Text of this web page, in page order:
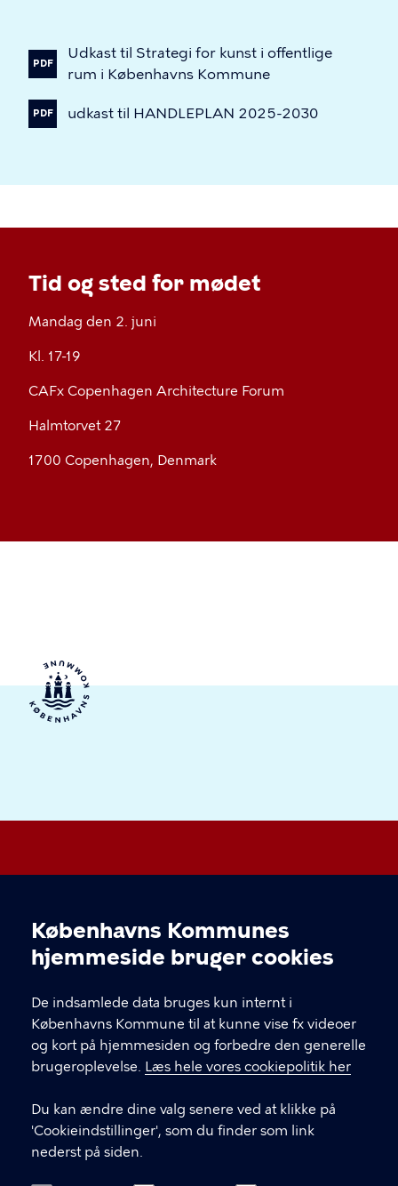
Cookieindstillinger
Københavns Kommunes
hjemmeside bruger cookies
De indsamlede data bruges kun internt i
Københavns Kommune til at kunne vise fx videoer
og kort på hjemmesiden og forbedre den generelle
brugeroplevelse. Læs hele vores cookiepolitik her
Du kan ændre dine valg senere ved at klikke på
'Cookieindstillinger', som du finder som link
nederst på siden.
PDF
Udkast til Strategi for kunst i offentlige
rum i Københavns Kommune
PDF udkast til HANDLEPLAN 2025-2030
Tid og sted for mødet
Mandag den 2. juni
Kl. 17-19
CAFx Copenhagen Architecture Forum
‍Halmtorvet 27
1700 Copenhagen, Denmark
KONTAKT
FishTank Social Hub, Ingerslevsgade 44, 1705
København V.
vesterbrolokaludvalg@okf.kk.dk
LINKS